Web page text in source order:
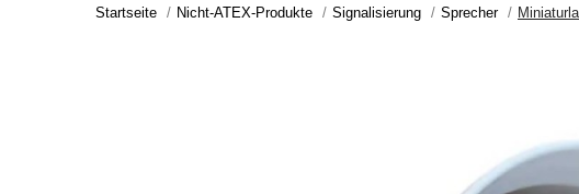
Startseite Nicht-ATEX-Produkte Signalisierung Sprecher